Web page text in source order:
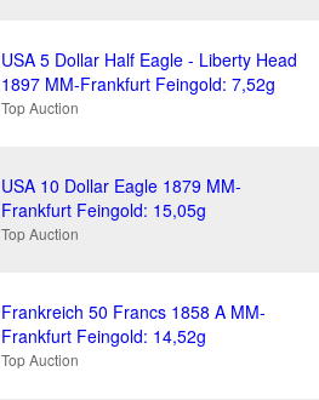
USA 5 Dollar Half Eagle - Liberty Head
1897 MM-Frankfurt Feingold: 7,52g
Top Auction
USA 10 Dollar Eagle 1879 MM-
Frankfurt Feingold: 15,05g
Top Auction
Frankreich 50 Francs 1858 A MM-
Frankfurt Feingold: 14,52g
Top Auction